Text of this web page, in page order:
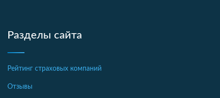
Разделы сайта
Рейтинг страховых компаний
Отзывы